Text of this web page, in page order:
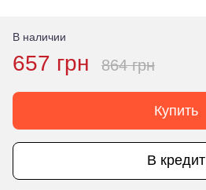
В наличии
657 грн 864 грн
Купить
В кредит